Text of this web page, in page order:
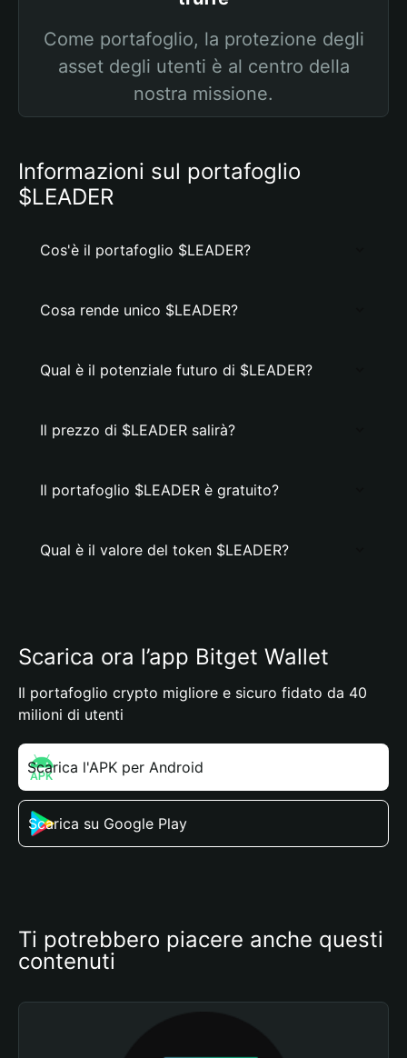
Come portafoglio, la protezione degli
asset degli utenti è al centro della
nostra missione.
Informazioni sul portafoglio
$LEADER
Cos'è il portafoglio $LEADER?
Cosa rende unico $LEADER?
Qual è il potenziale futuro di $LEADER?
Il prezzo di $LEADER salirà?
Il portafoglio $LEADER è gratuito?
Qual è il valore del token $LEADER?
Scarica ora l’app Bitget Wallet
Il portafoglio crypto migliore e sicuro fidato da 40
milioni di utenti
Scarica l'APK per Android
Scarica su Google Play
Ti potrebbero piacere anche questi
contenuti